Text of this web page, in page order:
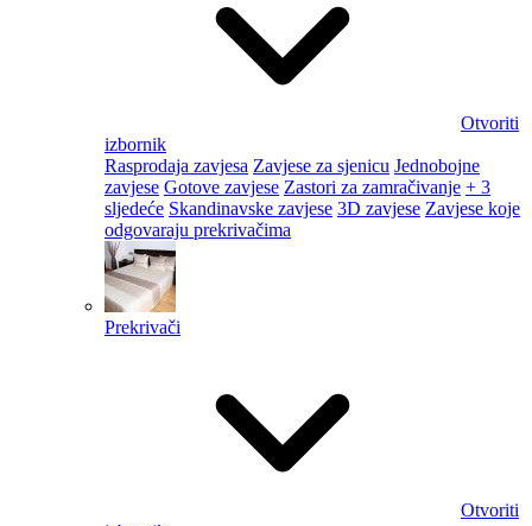
Otvoriti
izbornik
Rasprodaja zavjesa Zavjese za sjenicu Jednobojne
zavjese Gotove zavjese Zastori za zamračivanje + 3
sljedeće Skandinavske zavjese 3D zavjese Zavjese koje
odgovaraju prekrivačima
Prekrivači
Otvoriti